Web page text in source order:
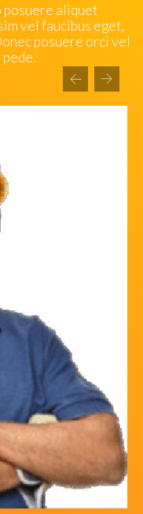
posuere aliquet
vel faucibus eget,
posuere orci vel